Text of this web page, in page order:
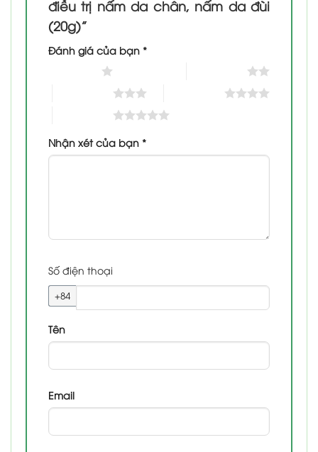
điều trị nấm da chân, nấm da đùi
(20g)”
Đánh giá của bạn *
Nhận xét của bạn *
Số điện thoại
+84
Tên
Email